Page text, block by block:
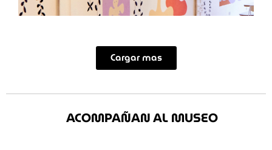
Cargar mas
ACOMPAÑAN AL MUSEO